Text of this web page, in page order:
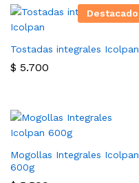
Destacado
Tostadas integrales Icolpan
$ 5.700
Mogollas Integrales Icolpan
600g